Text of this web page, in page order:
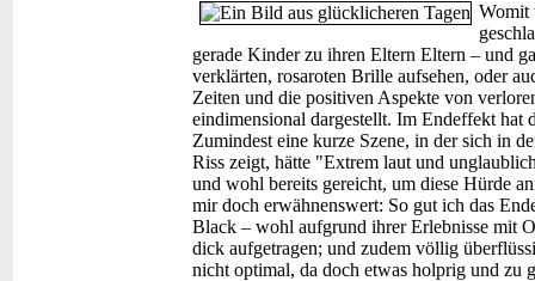
Womit
gerade Kinder zu ihren Eltern Eltern – und
verklärten, rosaroten Brille aufsehen, oder
Zeiten und die positiven Aspekte von
eindimensional dargestellt. Im Endeffekt hat
Zumindest eine kurze Szene, in der sich in
Riss zeigt, hätte "Extrem laut und
und wohl bereits gereicht, um diese Hürde
mir doch erwähnenswert: So gut ich das
Black – wohl aufgrund ihrer Erlebnisse mit
dick aufgetragen; und zudem völlig
nicht optimal, da doch etwas holprig und zu